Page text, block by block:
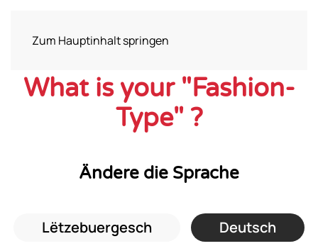
Zum Hauptinhalt springen
What is your "Fashion-
Type" ?
Ändere die Sprache
Lëtzebuergesch Deutsch